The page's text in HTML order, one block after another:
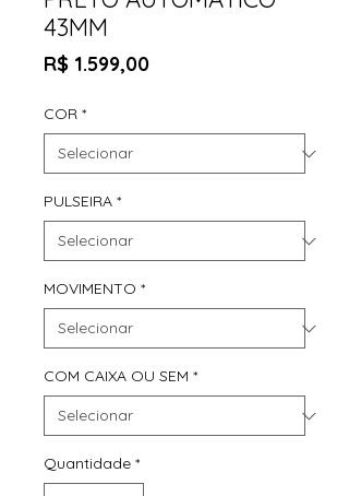
43MM
R$ 1.599,00Preço
COR *
PULSEIRA *
MOVIMENTO *
COM CAIXA OU SEM *
Quantidade *